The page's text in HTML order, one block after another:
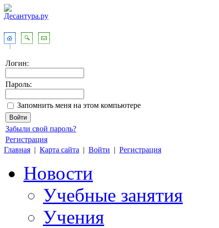
Логин:
Пароль:
Запомнить меня на этом компьютере
Забыли свой пароль?
Регистрация
Главная | Карта сайта | Войти | Регистрация
Новости
Учебные занятия
Учения